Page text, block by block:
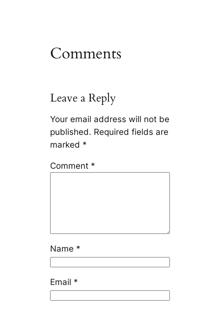
Comments
Leave a Reply
Your email address will not be
published. Required fields are
marked *
Comment *
Name *
Email *